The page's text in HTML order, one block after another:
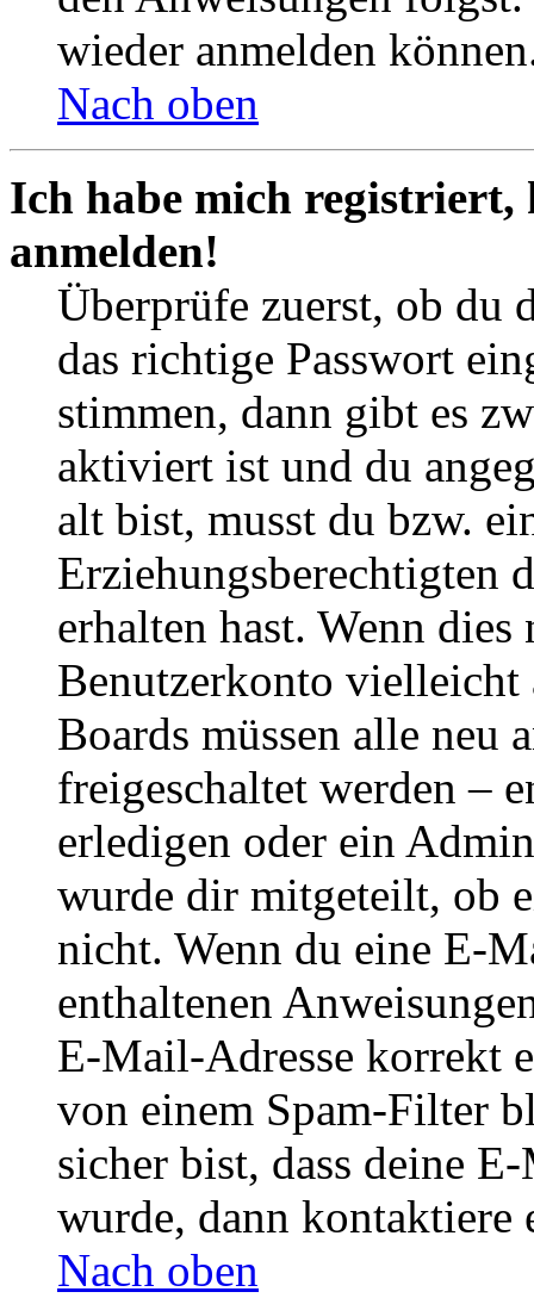
wieder anmelden
Nach oben
Ich habe mich
anmelden!
Überprüfe zuerst, ob du
das richtige Passwort
stimmen, dann gibt es
aktiviert ist und du
alt bist, musst du bzw.
Erziehungsberechtigten
erhalten hast. Wenn
Benutzerkonto
Boards müssen alle neu
freigeschaltet werden –
erledigen oder ein
wurde dir mitgeteilt, ob
nicht. Wenn du eine E-
enthaltenen
E-Mail-Adresse korrekt
von einem Spam-Filter
sicher bist, dass deine
wurde, dann kontaktiere
Nach oben